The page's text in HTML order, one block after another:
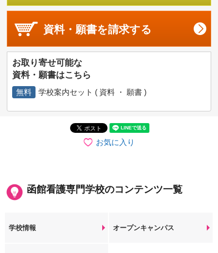
資料・願書を請求する
お取り寄せ可能な
資料・願書はこちら
無料 学校案内セット ( 資料 ・ 願書 )
お気に入り
函館看護専門学校のコンテンツ一覧
学校情報 オープンキャンパス